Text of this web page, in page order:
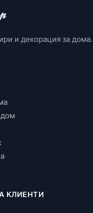
и декорация за дома.
КЛИЕНТИ